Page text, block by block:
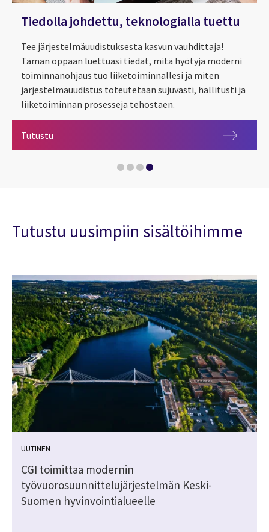
Tervetuloa SAP-yksikköön
CGI uudisti Helsingin yliopiston talousjärjestelmän
Tiedolla johdettu, teknologialla tuettu
Tee järjestelmäuudistuksesta kasvun vauhdittaja!
Tämän oppaan luettuasi tiedät, mitä hyötyjä moderni
toiminnanohjaus tuo liiketoiminnallesi ja miten
järjestelmäuudistus toteutetaan sujuvasti, hallitusti ja
liiketoiminnan prosesseja tehostaen.
Tutustu
Tutustu uusimpiin sisältöihimme
UUTINEN
CGI toimittaa modernin
työvuorosuunnittelujärjestelmän Keski-
Suomen hyvinvointialueelle